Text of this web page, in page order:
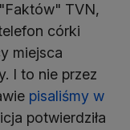
TVN,
córki
miejsca
I to nie przez
pisaliśmy w
potwierdziła